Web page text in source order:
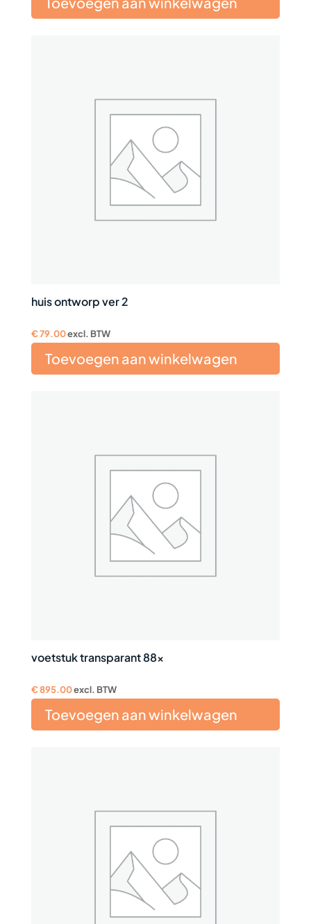
huis ontworp ver 2
€79.00excl. BTW
Toevoegen aan winkelwagen
voetstuk transparant 88x
€895.00excl. BTW
Toevoegen aan winkelwagen